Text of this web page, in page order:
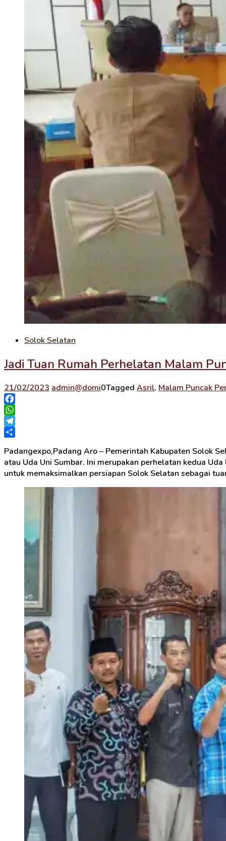
Solok Selatan
Jadi Tuan Rumah Perhelatan Malam
21/02/2023 admin@domi0Tagged Asril, Malam Puncak
Facebook
WhatsApp
Telegram
Padangexpo,Padang Aro – Pemerintah Kabupaten Solok
atau Uda Uni Sumbar. Ini merupakan perhelatan kedua
untuk memaksimalkan persiapan Solok Selatan sebagai